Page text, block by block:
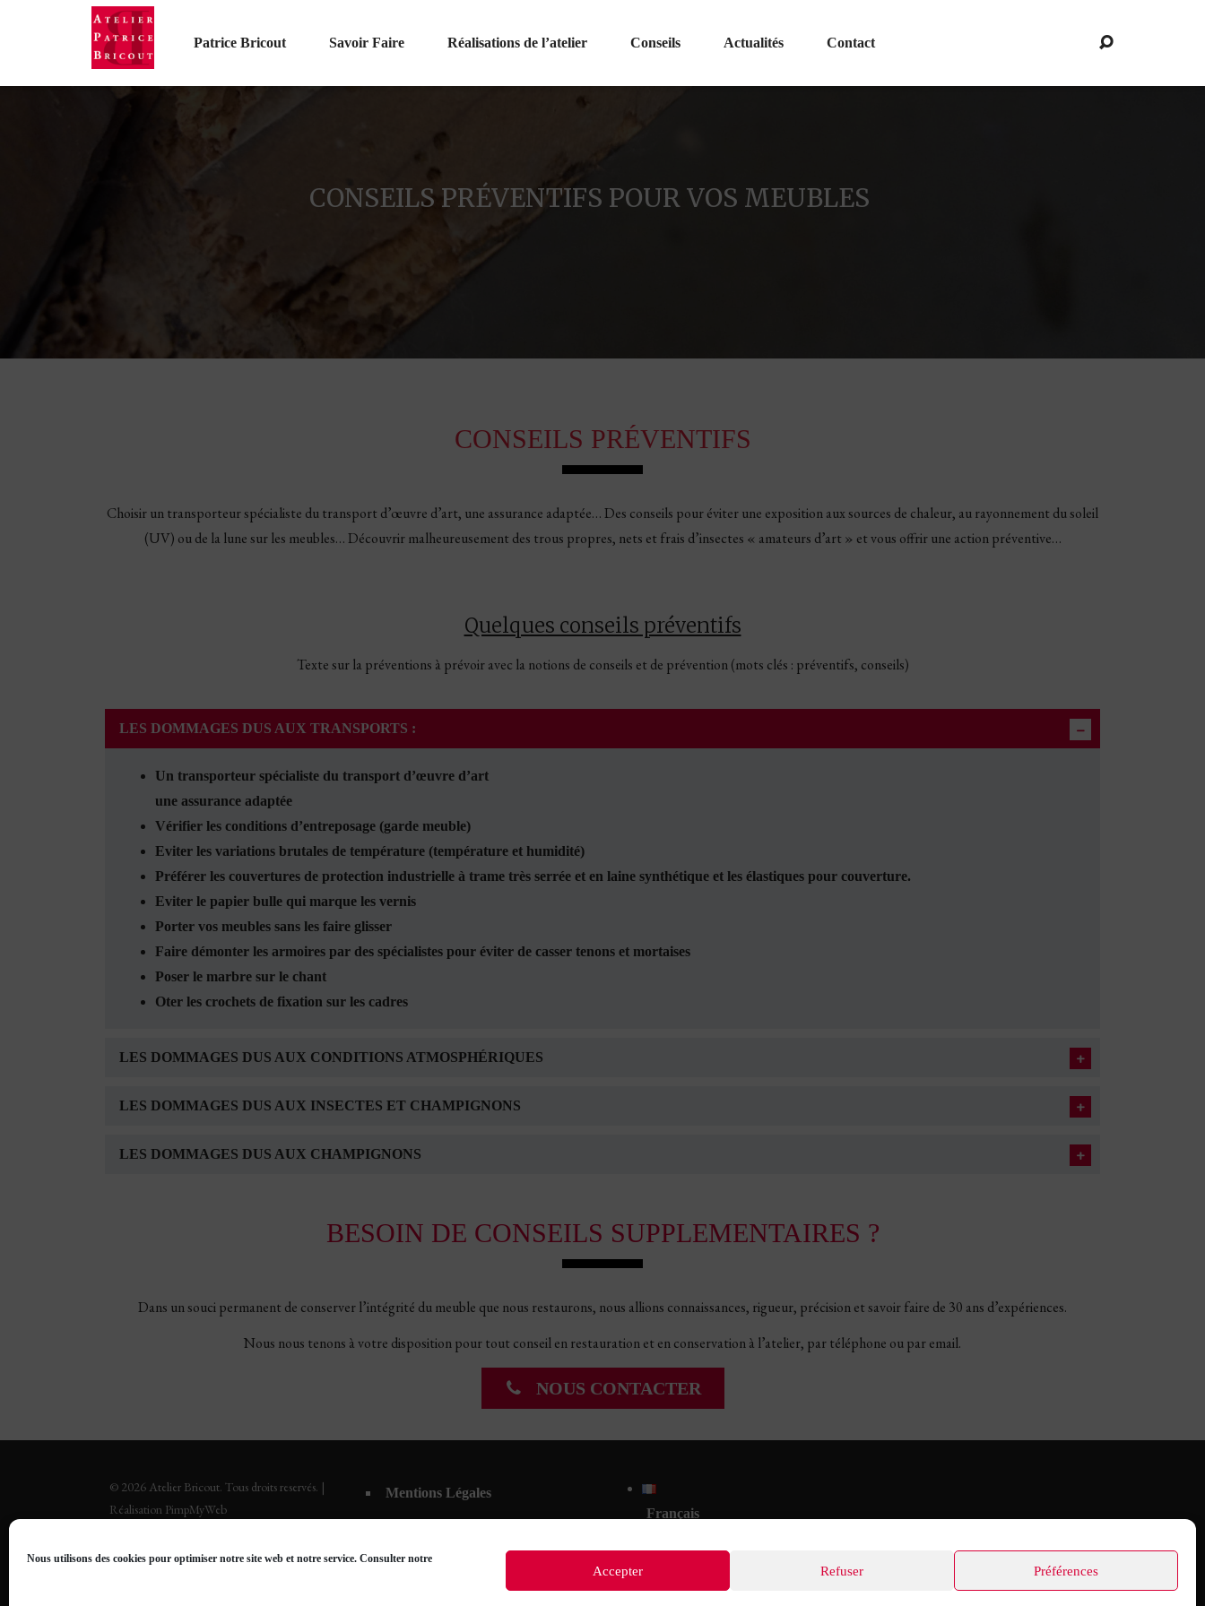
Nous utilisons des cookies pour optimiser notre site web et notre service. Consulter notre
Accepter Refuser Préférences
Patrice Bricout Savoir Faire Réalisations de l’atelier Conseils Actualités Contact
CONSEILS PRÉVENTIFS POUR VOS MEUBLES
CONSEILS PRÉVENTIFS
Choisir un transporteur spécialiste du transport d’œuvre d’art, une assurance adaptée… Des conseils pour éviter une exposition aux sources de chaleur, au rayonnement du soleil
(UV) ou de la lune sur les meubles… Découvrir malheureusement des trous propres, nets et frais d’insectes « amateurs d’art » et vous offrir une action préventive…
Quelques conseils préventifs
Texte sur la préventions à prévoir avec la notions de conseils et de prévention (mots clés : préventifs, conseils)
LES DOMMAGES DUS AUX TRANSPORTS :
Un transporteur spécialiste du transport d’œuvre d’art
une assurance adaptée
Vérifier les conditions d’entreposage (garde meuble)
Eviter les variations brutales de température (température et humidité)
Préférer les couvertures de protection industrielle à trame très serrée et en laine synthétique et les élastiques pour couverture.
Eviter le papier bulle qui marque les vernis
Porter vos meubles sans les faire glisser
Faire démonter les armoires par des spécialistes pour éviter de casser tenons et mortaises
Poser le marbre sur le chant
Oter les crochets de fixation sur les cadres
LES DOMMAGES DUS AUX CONDITIONS ATMOSPHÉRIQUES
LES DOMMAGES DUS AUX INSECTES ET CHAMPIGNONS
LES DOMMAGES DUS AUX CHAMPIGNONS
BESOIN DE CONSEILS SUPPLEMENTAIRES ?
Dans un souci permanent de conserver l’intégrité du meuble que nous restaurons, nous allions connaissances, rigueur, précision et savoir faire de 30 ans d’expériences.
Nous nous tenons à votre disposition pour tout conseil en restauration et en conservation à l’atelier, par téléphone ou par email.
NOUS CONTACTER
Mentions Légales
Politique de cookies (EU)
Français
© 2026 Atelier Bricout. Tous droits reservés. |
Réalisation PimpMyWeb